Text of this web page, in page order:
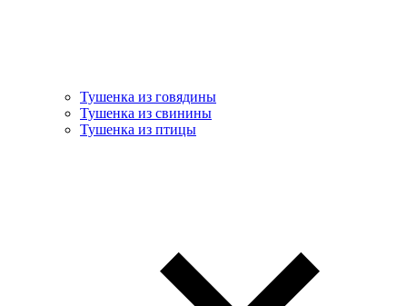
Тушенка из говядины
Тушенка из свинины
Тушенка из птицы